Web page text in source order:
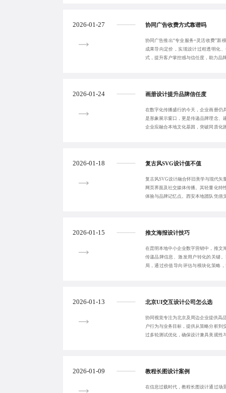
2026-01-27 协同广告收费方式靠谱吗
协同广告推出“专业服务+灵活收费”新
成果导向定价，实现设计过程透明化
式，提升客户掌控感与信任度，助力品
2026-01-24 画册设计提升品牌信任度
在数字化传播盛行的今天，企业画册仍
是形象展示窗口，更是传递品牌理念、
企业应融合本地文化基因，突破同质化
2026-01-18 复古风SVG设计值不值
复古风SVG设计融合怀旧美学与现代矢
网页界面及社交媒体传播。其轻量化特
体验与品牌记忆点。西安本地团队凭借
2026-01-15 推文海报设计技巧
在昆明本地中小企业数字营销中，推文
传递品牌信息、激发用户转化的关键
局，通过价值导向评估与模块化策略
2026-01-13 北京UI交互设计公司怎么选
协同视觉专注为北京及周边企业提供高
户行为与业务目标，提供从策略分析到
过多轮测试优化，确保设计兼具美观性
2026-01-09 教程长图设计案例
在信息过载时代，教程长图设计通过场